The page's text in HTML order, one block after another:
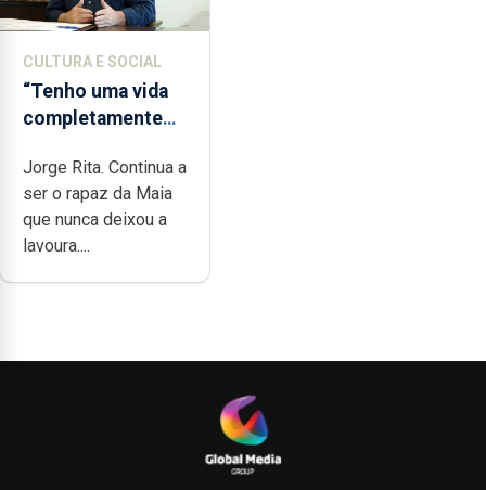
CULTURA E SOCIAL
“Tenho uma vida
completamente
dedicação, gosto
e muita paixão”
Jorge Rita. Continua a
ser o rapaz da Maia
que nunca deixou a
lavoura....